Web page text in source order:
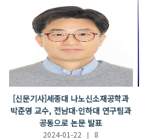
[신문기사]세종대 나노신소재공학과
박준영 교수, 전남대·인하대 연구팀과
공동으로 논문 발표
2024-01-22 8